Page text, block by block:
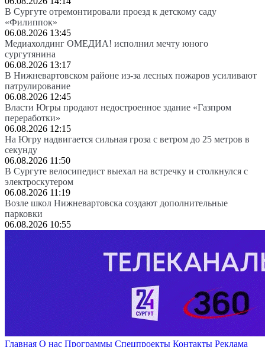
В Сургуте отремонтировали проезд к детскому саду
«Филиппок»
06.08.2026 13:45
Медиахолдинг ОМЕДИА! исполнил мечту юного
сургутянина
06.08.2026 13:17
В Нижневартовском районе из-за лесных пожаров усиливают
патрулирование
06.08.2026 12:45
Власти Югры продают недостроенное здание «Газпром
переработки»
06.08.2026 12:15
На Югру надвигается сильная гроза с ветром до 25 метров в
секунду
06.08.2026 11:50
В Сургуте велосипедист выехал на встречку и столкнулся с
электроскутером
06.08.2026 11:19
Возле школ Нижневартовска создают дополнительные
парковки
06.08.2026 10:55
Главная О нас Программы Спецпроекты Контакты Реклама